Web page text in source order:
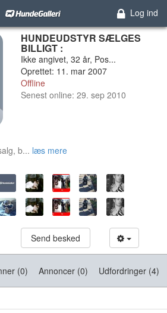
Log ind
HUNDEUDSTYR SÆLGES
BILLIGT :
Ikke angivet, 32 år, Pos...
Oprettet: 11. mar 2007
Offline
Senest online: 29. sep 2010
b... læs mere
Send besked
(0) Annoncer (0) Udfordringer (4)